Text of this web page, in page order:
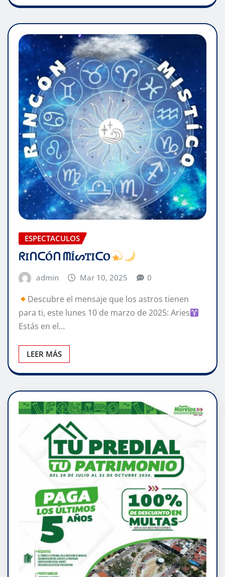
ESPECTACULOS
ᖇIᑎᑕÓᑎ ᗰÍᔕTIᑕO
admin Mar 10, 2025 0
Descubre el mensaje que los astros tienen
para ti, este lunes 10 de marzo de 2025: Aries
Estás en el…
LEER MÁS